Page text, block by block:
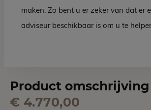
Product omschrijving
€ 4.770,00
maken. Zo bent u er zeker van dat er
adviseur beschikbaar is om u te